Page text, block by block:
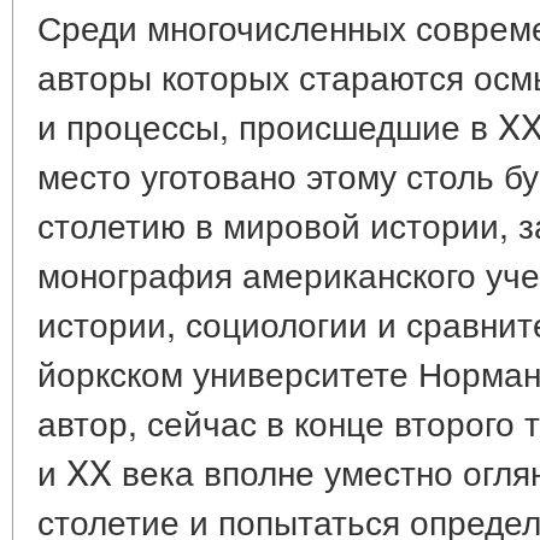
Среди многочисленных
авторы которых стараются
и процессы, происшедшие в
место уготовано этому столь
столетию в мировой истории,
монография американского
истории, социологии и
йоркском университете
автор, сейчас в конце второго
и XX века вполне уместно
столетие и попытаться